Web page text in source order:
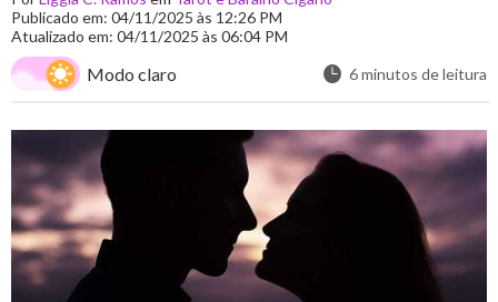
Publicado em: 04/11/2025 às 12:26 PM
Atualizado em: 04/11/2025 às 06:04 PM
Modo claro 6 minutos de leitura